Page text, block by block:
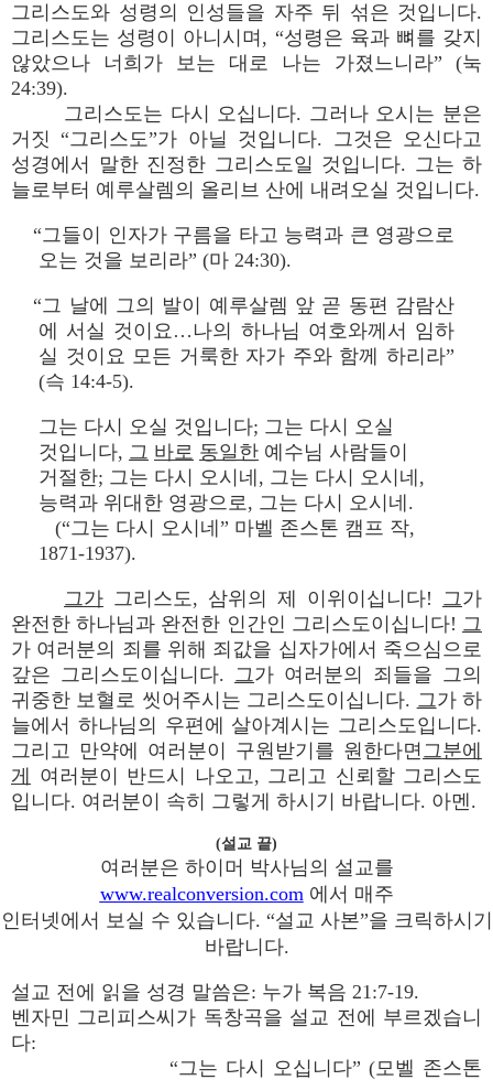
그리스도와 성령의 인성들을 자주 뒤 섞은 것입니다.
그리스도는 성령이 아니시며, “성령은 육과 뼈를 갖지
않았으나 너희가 보는 대로 나는 가졌느니라” (눅
24:39).
그리스도는 다시 오십니다. 그러나 오시는 분은
거짓 “그리스도”가 아닐 것입니다. 그것은 오신다고
성경에서 말한 진정한 그리스도일 것입니다. 그는 하
늘로부터 예루살렘의 올리브 산에 내려오실 것입니다.
“그들이 인자가 구름을 타고 능력과 큰 영광으로
오는 것을 보리라” (마 24:30).
“그 날에 그의 발이 예루살렘 앞 곧 동편 감람산
에 서실 것이요…나의 하나님 여호와께서 임하
실 것이요 모든 거룩한 자가 주와 함께 하리라”
(슥 14:4-5).
그는 다시 오실 것입니다; 그는 다시 오실
것입니다, 그 바로 동일한 예수님 사람들이
거절한; 그는 다시 오시네, 그는 다시 오시네,
능력과 위대한 영광으로, 그는 다시 오시네.
(“그는 다시 오시네” 마벨 존스톤 캠프 작,
1871-1937).
그가 그리스도, 삼위의 제 이위이십니다! 그가
완전한 하나님과 완전한 인간인 그리스도이십니다! 그
가 여러분의 죄를 위해 죄값을 십자가에서 죽으심으로
갚은 그리스도이십니다. 그가 여러분의 죄들을 그의
귀중한 보혈로 씻어주시는 그리스도이십니다. 그가 하
늘에서 하나님의 우편에 살아계시는 그리스도입니다.
그리고 만약에 여러분이 구원받기를 원한다면그분에
게
여러분이 반드시 나오고, 그리고 신뢰할 그리스도
입니다. 여러분이 속히 그렇게 하시기 바랍니다. 아멘.
(설교 끝)
여러분은 하이머 박사님의 설교를
www.realconversion.com에서 매주
인터넷에서 보실 수 있습니다. “설교 사본”을 크릭하시기
바랍니다.
설교 전에 읽을 성경 말씀은: 누가 복음 21:7-19.
벤자민 그리피스씨가 독창곡을 설교 전에 부르겠습니
다:
“그는 다시 오십니다” (모벨 존스톤